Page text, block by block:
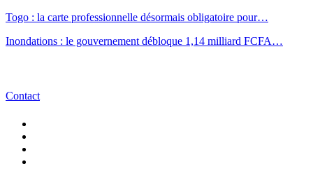
Togo : la carte professionnelle désormais obligatoire pour…
Inondations : le gouvernement débloque 1,14 milliard FCFA…
Contact